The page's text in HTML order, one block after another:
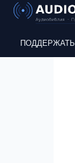
ПОДДЕРЖАТЬ